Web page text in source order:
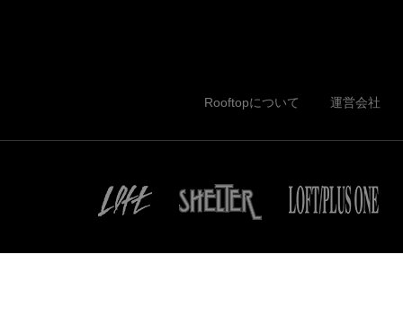
Rooftopについて 運営会社